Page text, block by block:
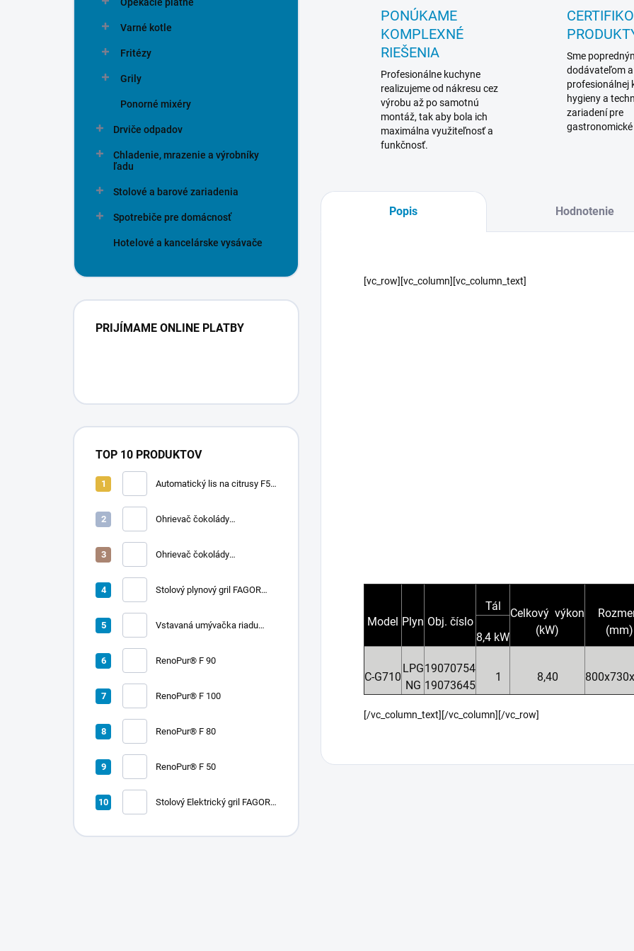
Varné kotle
Fritézy
Grily
Ponorné mixéry
Drviče odpadov
Chladenie, mrazenie a výrobníky
ľadu
Stolové a barové zariadenia
Spotrebiče pre domácnosť
Hotelové a kancelárske vysávače
PRIJÍMAME ONLINE PLATBY
TOP 10 PRODUKTOV
Automatický lis na citrusy F50
Ohrievač čokolády
Ohrievač čokolády
Stolový plynový gril FAGOR
Vstavaná umývačka riadu
RenoPur® F 90
RenoPur® F 100
RenoPur® F 80
RenoPur® F 50
Stolový Elektrický gril FAGOR
PONÚKAME
KOMPLEXNÉ
RIEŠENIA
Profesionálne kuchyne
realizujeme od nákresu cez
výrobu až po samotnú
montáž, tak aby bola ich
maximálna využiteľnosť a
funkčnosť.
Sme
dodávateľom
profesionálnej
hygieny a
zariadení pre
Popis Hodnotenie
[vc_row][vc_column][vc_column_text]
Model Plyn Obj. číslo
Tál
Celkový výkon
(kW)
(mm)
8,4 kW
C-G710
LPG
NG
19070754
19073645
1 8,40
[/vc_column_text][/vc_column][/vc_row]